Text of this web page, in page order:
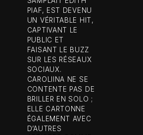
PIAF, EST DEVENU
UN VÉRITABLE HIT,
CAPTIVANT LE
PUBLIC ET
FAISANT LE BUZZ
SUR LES RÉSEAUX
SOCIAUX.
CAROLIINA NE SE
CONTENTE PAS DE
BRILLER EN SOLO ;
ELLE CARTONNE
ÉGALEMENT AVEC
D’AUTRES